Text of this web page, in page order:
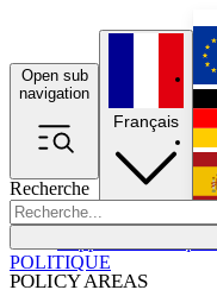
Open sub
navigation
Recherche
POLICY AREAS
Français
POLITIQUE